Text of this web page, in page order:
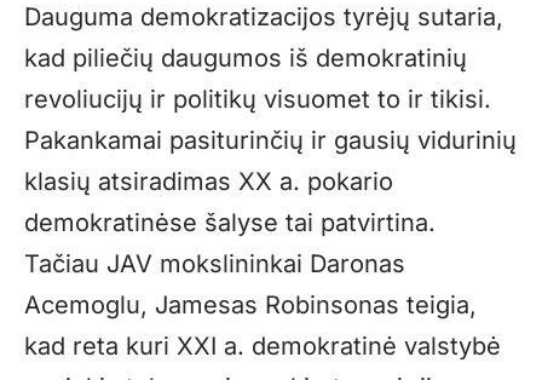
Dauguma demokratizacijos tyrėjų sutaria,
kad piliečių daugumos iš demokratinių
revoliucijų ir politikų visuomet to ir tikisi.
Pakankamai pasiturinčių ir gausių vidurinių
klasių atsiradimas XX a. pokario
demokratinėse šalyse tai patvirtina.
Tačiau JAV mokslininkai Daronas
Acemoglu, Jamesas Robinsonas teigia,
kad reta kuri XXI a. demokratinė valstybė